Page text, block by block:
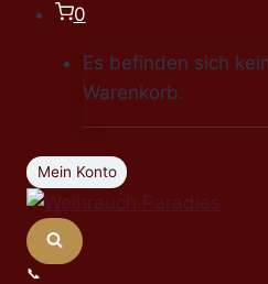
Zum
springen
0
Es befinden sich
Warenkorb.
Mein Konto
📞